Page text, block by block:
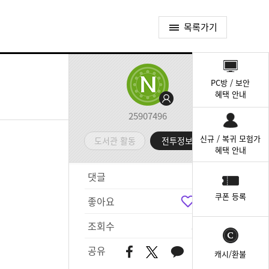
목록가기
25907496
도서관 활동 전투정보실
댓글
좋아요
조회수
551
공유
PC방 / 보안
혜택 안내
신규 / 복귀 모험가
혜택 안내
쿠폰 등록
캐시/환불